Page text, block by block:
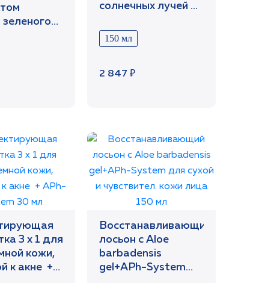
зеленого
макияжа
мл
солнечных лучей А
150 мл
2 847 ₽
3 х 1 для
кожи,
к акне +
Восстанавливающий
лосьон c Aloe
barbadensis
gel+APh-System